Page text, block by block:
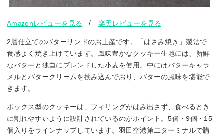
Amazonレビューを見る /楽天レビューを見る
2層仕立てのバターサンドのお土産です。「はさみ焼き」製法で
食感よく焼き上げています。風味豊かなクッキー生地には、新鮮
なバターと独自にブレンドした小麦を使用。中にはバターキャラ
メルとバタークリームを挟み込んでおり、バターの風味を堪能で
きます。
ボックス型のクッキーは、フィリングがはみ出さず、食べるとき
に割れやすいように設計されているのがポイント。5個・9個・15
個入りをラインナップしています。羽田空港第二ターミナルで購